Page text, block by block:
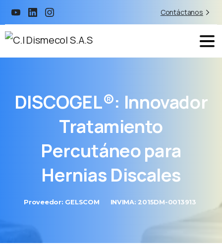
Contáctanos
DISCOGEL®: Innovador
Tratamiento
Percutáneopara
Hernias Discales
Proveedor: GELSCOM INVIMA: 2015DM-0013913